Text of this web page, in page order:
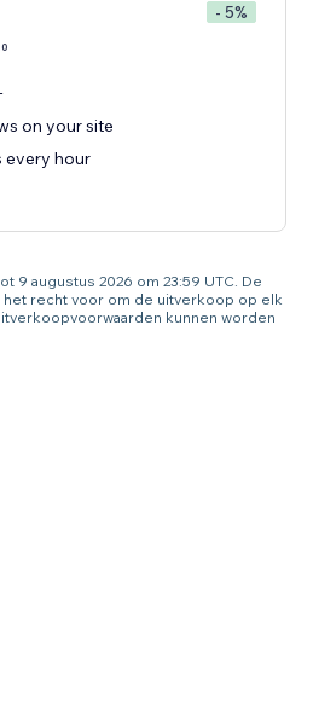
- 5%
on your site
every hour
9 augustus 2026 om 23:59 UTC. De
recht voor om de uitverkoop op elk
kunnen worden